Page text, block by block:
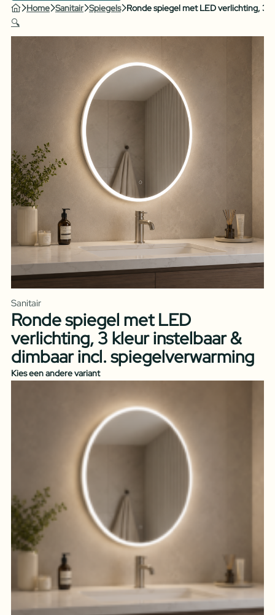
Home Sanitair Spiegels Ronde spiegel met LED verlichting, 3
🔍
Sanitair
Ronde spiegel met LED
verlichting, 3 kleur instelbaar &
dimbaar incl. spiegelverwarming
Kies een andere variant